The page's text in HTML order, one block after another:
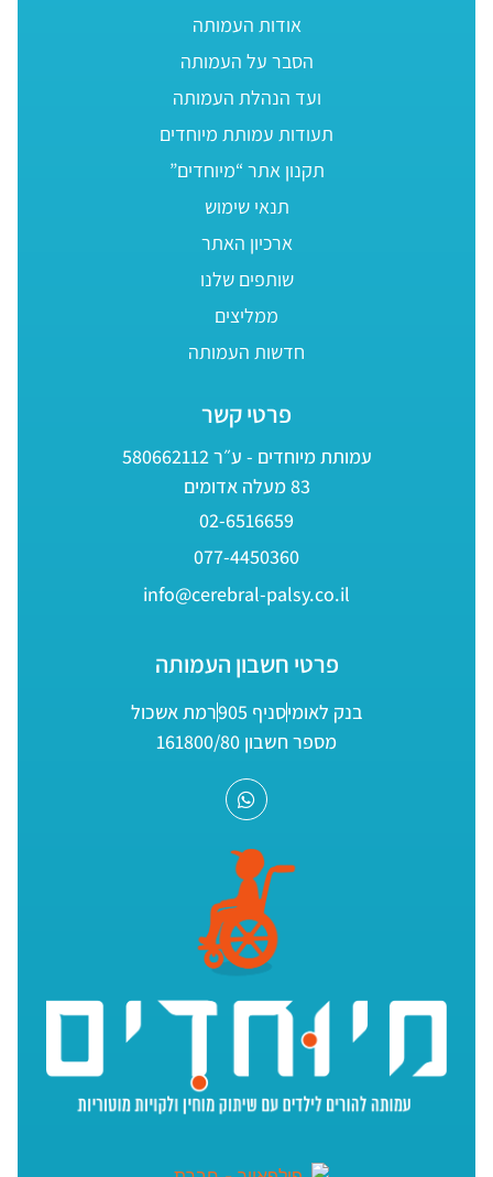
אודות העמותה
הסבר על העמותה
ועד הנהלת העמותה
תעודות עמותת מיוחדים
תקנון אתר “מיוחדים”
תנאי שימוש
ארכיון האתר
שותפים שלנו
ממליצים
חדשות העמותה
פרטי קשר
עמותת מיוחדים - ע״ר 580662112
83 מעלה אדומים
02-6516659
077-4450360
info@cerebral-palsy.co.il
פרטי חשבון העמותה
בנק לאומיסניף 905
רמת אשכול
מספר חשבון 161800/80